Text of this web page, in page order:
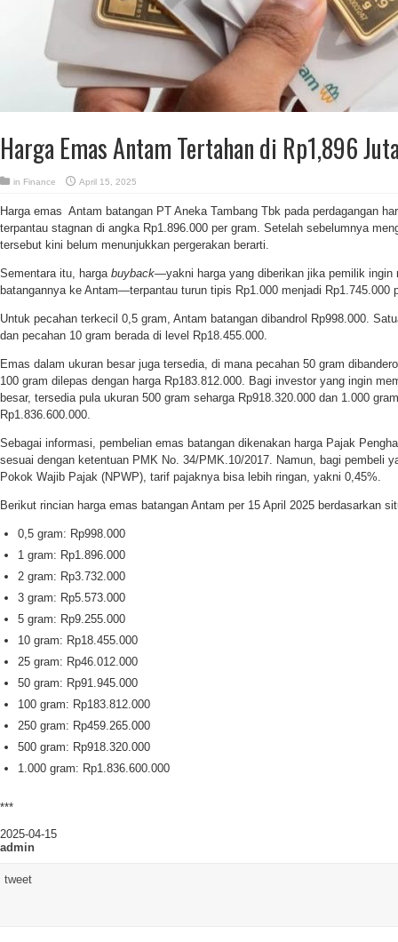
Harga Emas Antam Tertahan di Rp1,896
in Finance April 15, 2025
Harga emas Antam batangan PT Aneka Tambang Tbk pada perdagangan
terpantau stagnan di angka Rp1.896.000 per gram. Setelah sebelumnya
tersebut kini belum menunjukkan pergerakan berarti.
Sementara itu, harga buyback—yakni harga yang diberikan jika pemilik ingin
batangannya ke Antam—terpantau turun tipis Rp1.000 menjadi Rp1.745.000
Untuk pecahan terkecil 0,5 gram, Antam batangan dibandrol Rp998.000.
dan pecahan 10 gram berada di level Rp18.455.000.
Emas dalam ukuran besar juga tersedia, di mana pecahan 50 gram
100 gram dilepas dengan harga Rp183.812.000. Bagi investor yang ingin
besar, tersedia pula ukuran 500 gram seharga Rp918.320.000 dan 1.000
Rp1.836.600.000.
Sebagai informasi, pembelian emas batangan dikenakan harga Pajak
sesuai dengan ketentuan PMK No. 34/PMK.10/2017. Namun, bagi pembeli
Pokok Wajib Pajak (NPWP), tarif pajaknya bisa lebih ringan, yakni 0,45%.
Berikut rincian harga emas batangan Antam per 15 April 2025 berdasarkan
0,5 gram: Rp998.000
1 gram: Rp1.896.000
2 gram: Rp3.732.000
3 gram: Rp5.573.000
5 gram: Rp9.255.000
10 gram: Rp18.455.000
25 gram: Rp46.012.000
50 gram: Rp91.945.000
100 gram: Rp183.812.000
250 gram: Rp459.265.000
500 gram: Rp918.320.000
1.000 gram: Rp1.836.600.000
***
2025-04-15
admin
tweet